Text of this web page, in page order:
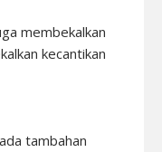
membekalkan
kecantikan
tambahan